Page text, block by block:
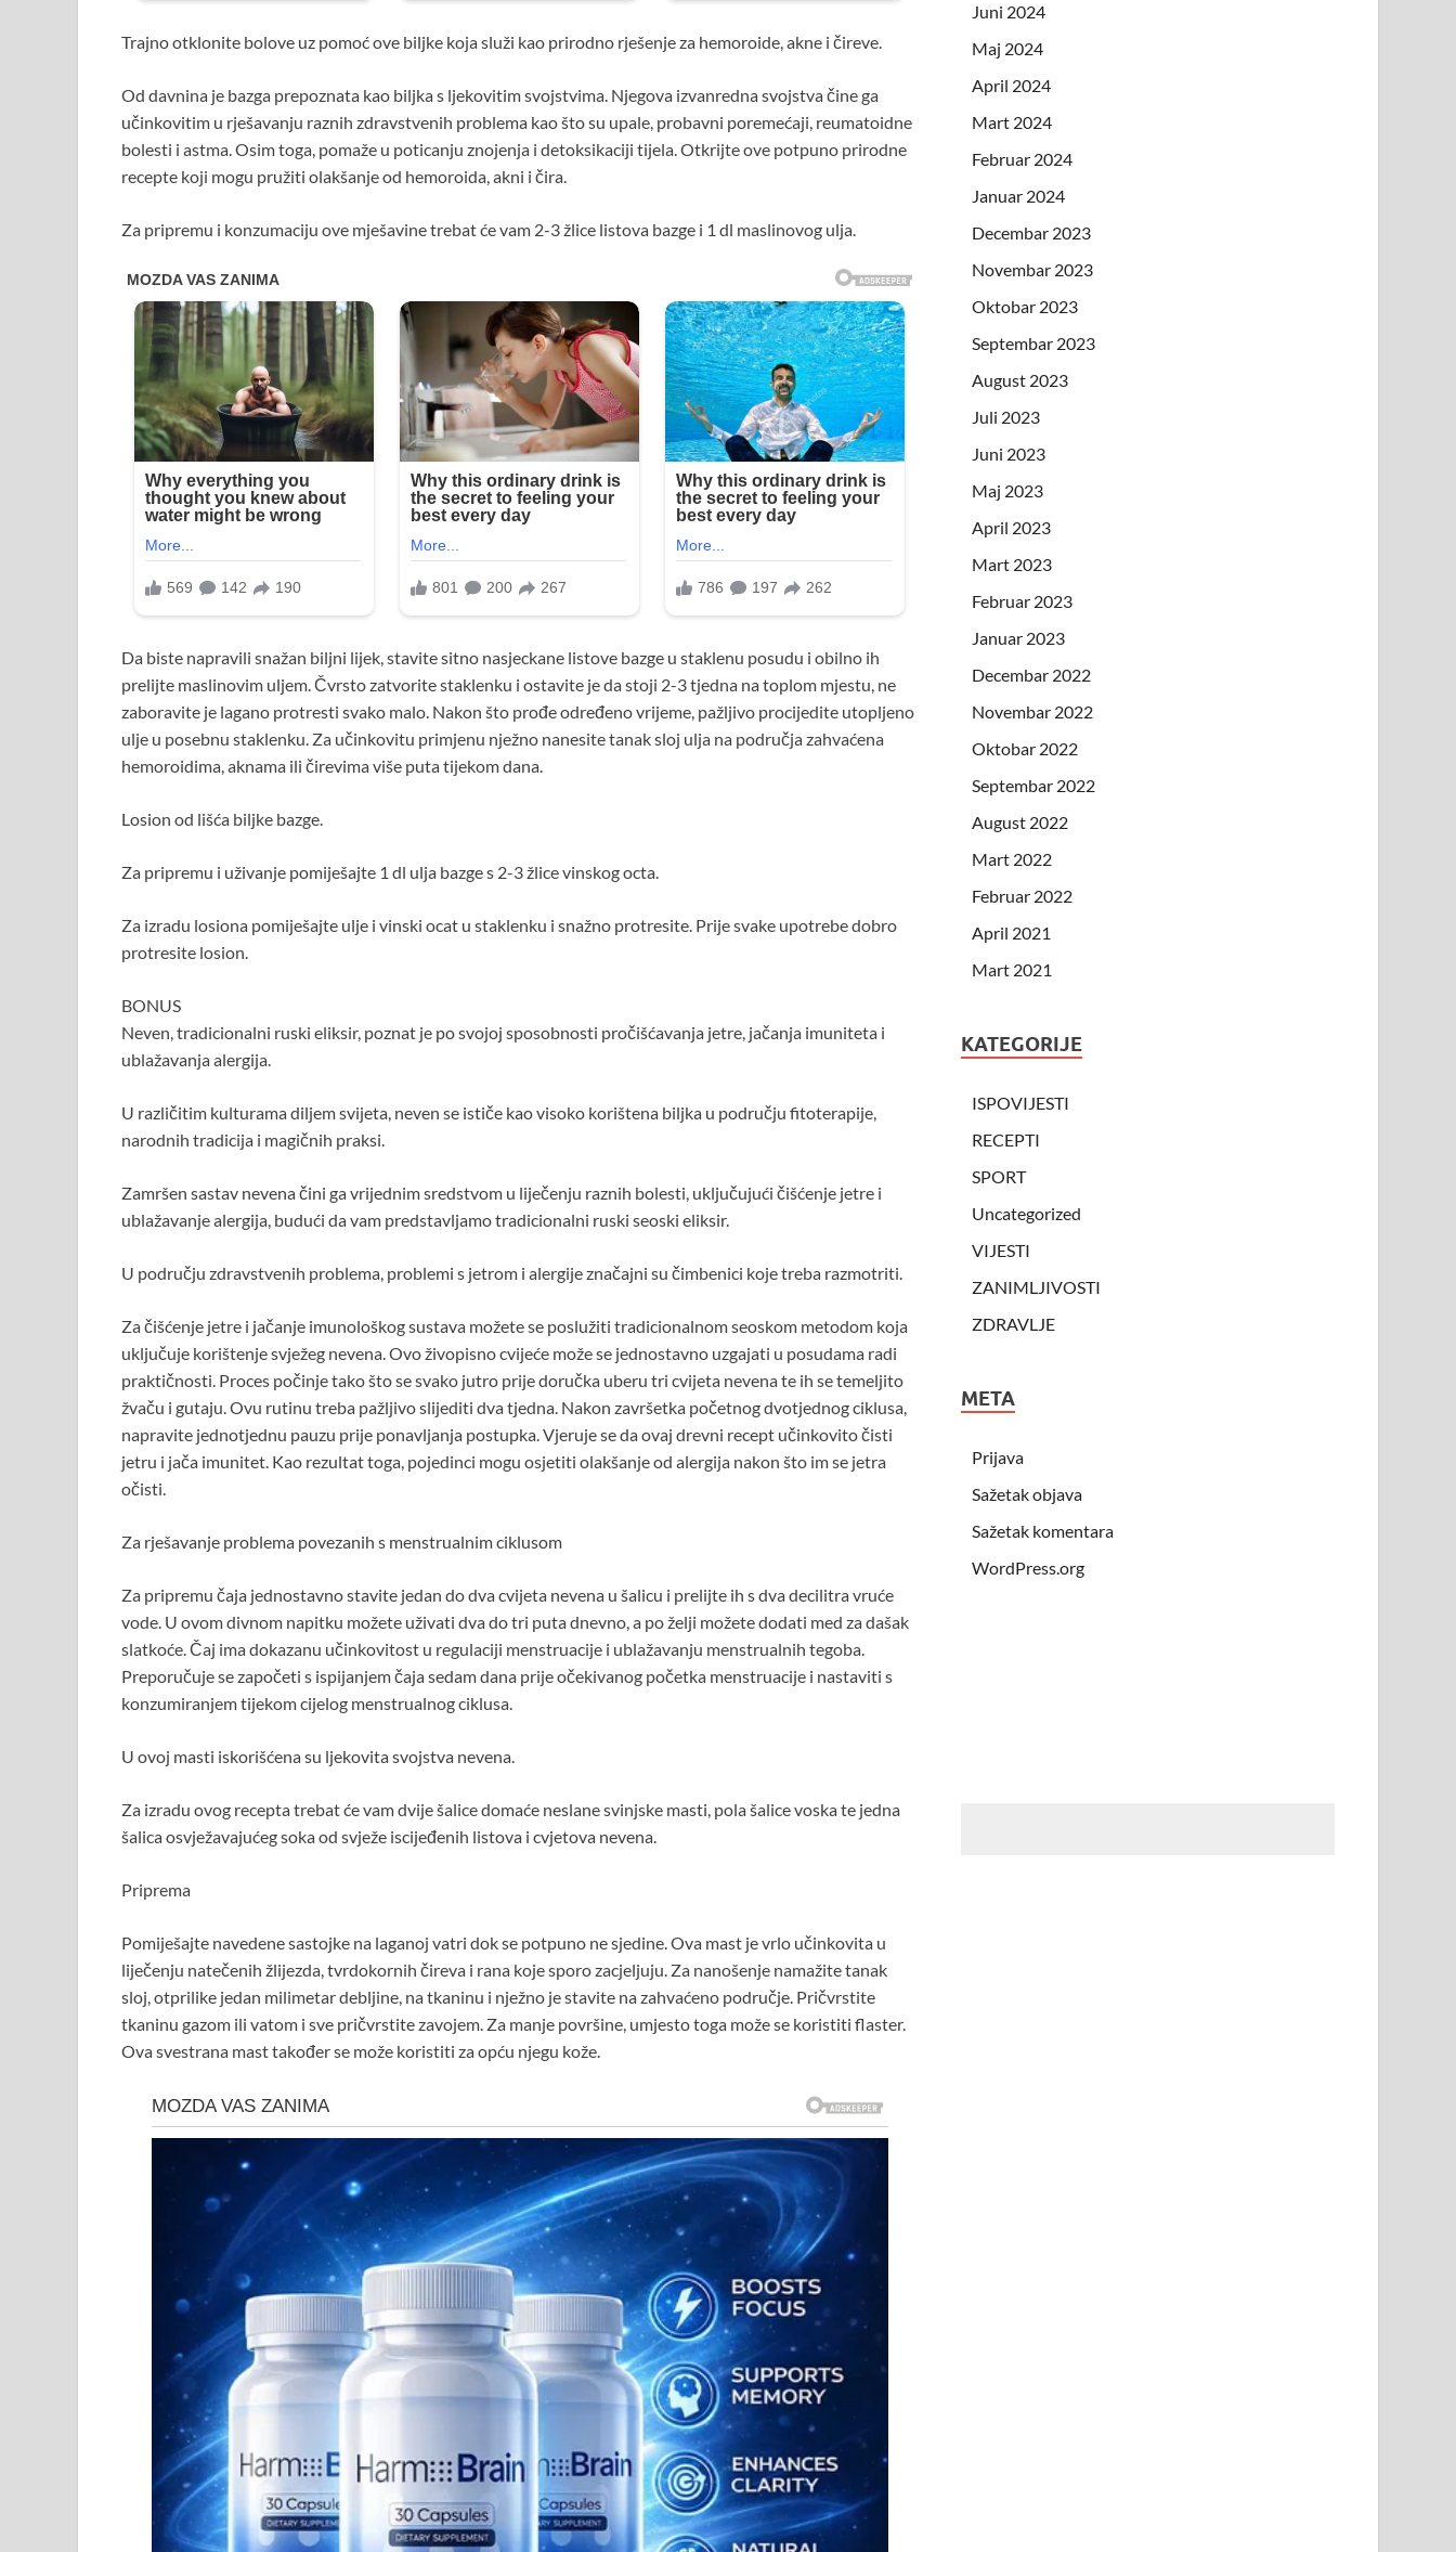
Trajno otklonite bolove uz pomoć ove biljke koja služi kao prirodno rješenje za hemoroide, akne i čireve.
Od davnina je bazga prepoznata kao biljka s ljekovitim svojstvima. Njegova izvanredna svojstva čine ga
učinkovitim u rješavanju raznih zdravstvenih problema kao što su upale, probavni poremećaji, reumatoidne
bolesti i astma. Osim toga, pomaže u poticanju znojenja i detoksikaciji tijela. Otkrijte ove potpuno prirodne
recepte koji mogu pružiti olakšanje od hemoroida, akni i čira.
Za pripremu i konzumaciju ove mješavine trebat će vam 2-3 žlice listova bazge i 1 dl maslinovog ulja.
Da biste napravili snažan biljni lijek, stavite sitno nasjeckane listove bazge u staklenu posudu i obilno ih
prelijte maslinovim uljem. Čvrsto zatvorite staklenku i ostavite je da stoji 2-3 tjedna na toplom mjestu, ne
zaboravite je lagano protresti svako malo. Nakon što prođe određeno vrijeme, pažljivo procijedite utopljeno
ulje u posebnu staklenku. Za učinkovitu primjenu nježno nanesite tanak sloj ulja na područja zahvaćena
hemoroidima, aknama ili čirevima više puta tijekom dana.
Losion od lišća biljke bazge.
Za pripremu i uživanje pomiješajte 1 dl ulja bazge s 2-3 žlice vinskog octa.
Za izradu losiona pomiješajte ulje i vinski ocat u staklenku i snažno protresite. Prije svake upotrebe dobro
protresite losion.
BONUS
Neven, tradicionalni ruski eliksir, poznat je po svojoj sposobnosti pročišćavanja jetre, jačanja imuniteta i
ublažavanja alergija.
U različitim kulturama diljem svijeta, neven se ističe kao visoko korištena biljka u području fitoterapije,
narodnih tradicija i magičnih praksi.
Zamršen sastav nevena čini ga vrijednim sredstvom u liječenju raznih bolesti, uključujući čišćenje jetre i
ublažavanje alergija, budući da vam predstavljamo tradicionalni ruski seoski eliksir.
U području zdravstvenih problema, problemi s jetrom i alergije značajni su čimbenici koje treba razmotriti.
Za čišćenje jetre i jačanje imunološkog sustava možete se poslužiti tradicionalnom seoskom metodom koja
uključuje korištenje svježeg nevena. Ovo živopisno cvijeće može se jednostavno uzgajati u posudama radi
praktičnosti. Proces počinje tako što se svako jutro prije doručka uberu tri cvijeta nevena te ih se temeljito
žvaču i gutaju. Ovu rutinu treba pažljivo slijediti dva tjedna. Nakon završetka početnog dvotjednog ciklusa,
napravite jednotjednu pauzu prije ponavljanja postupka. Vjeruje se da ovaj drevni recept učinkovito čisti
jetru i jača imunitet. Kao rezultat toga, pojedinci mogu osjetiti olakšanje od alergija nakon što im se jetra
očisti.
Za rješavanje problema povezanih s menstrualnim ciklusom
Za pripremu čaja jednostavno stavite jedan do dva cvijeta nevena u šalicu i prelijte ih s dva decilitra vruće
vode. U ovom divnom napitku možete uživati ​​dva do tri puta dnevno, a po želji možete dodati med za dašak
slatkoće. Čaj ima dokazanu učinkovitost u regulaciji menstruacije i ublažavanju menstrualnih tegoba.
Preporučuje se započeti s ispijanjem čaja sedam dana prije očekivanog početka menstruacije i nastaviti s
konzumiranjem tijekom cijelog menstrualnog ciklusa.
U ovoj masti iskorišćena su ljekovita svojstva nevena.
Za izradu ovog recepta trebat će vam dvije šalice domaće neslane svinjske masti, pola šalice voska te jedna
šalica osvježavajućeg soka od svježe iscijeđenih listova i cvjetova nevena.
Priprema
Pomiješajte navedene sastojke na laganoj vatri dok se potpuno ne sjedine. Ova mast je vrlo učinkovita u
liječenju natečenih žlijezda, tvrdokornih čireva i rana koje sporo zacjeljuju. Za nanošenje namažite tanak
sloj, otprilike jedan milimetar debljine, na tkaninu i nježno je stavite na zahvaćeno područje. Pričvrstite
tkaninu gazom ili vatom i sve pričvrstite zavojem. Za manje površine, umjesto toga može se koristiti flaster.
Ova svestrana mast također se može koristiti za opću njegu kože.
Juni 2024
Maj 2024
April 2024
Mart 2024
Februar 2024
Januar 2024
Decembar 2023
Novembar 2023
Oktobar 2023
Septembar 2023
August 2023
Juli 2023
Juni 2023
Maj 2023
April 2023
Mart 2023
Februar 2023
Januar 2023
Decembar 2022
Novembar 2022
Oktobar 2022
Septembar 2022
August 2022
Mart 2022
Februar 2022
April 2021
Mart 2021
KATEGORIJE
ISPOVIJESTI
RECEPTI
SPORT
Uncategorized
VIJESTI
ZANIMLJIVOSTI
ZDRAVLJE
META
Prijava
Sažetak objava
Sažetak komentara
WordPress.org